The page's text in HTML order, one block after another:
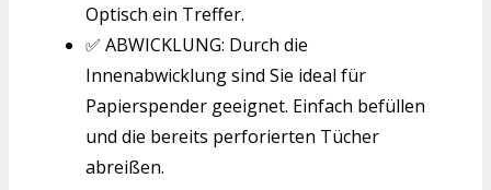
Optisch ein Treffer.
✅ ABWICKLUNG: Durch die
Innenabwicklung sind Sie ideal für
Papierspender geeignet. Einfach befüllen
und die bereits perforierten Tücher
abreißen.